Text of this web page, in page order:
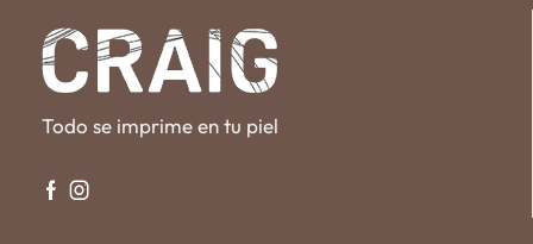
Todo se imprime en tu piel